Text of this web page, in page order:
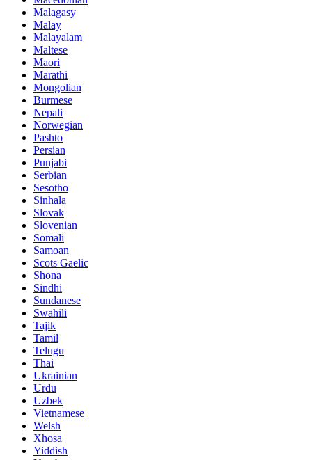
Malagasy
Malay
Malayalam
Maltese
Maori
Marathi
Mongolian
Burmese
Nepali
Norwegian
Pashto
Persian
Punjabi
Serbian
Sesotho
Sinhala
Slovak
Slovenian
Somali
Samoan
Scots Gaelic
Shona
Sindhi
Sundanese
Swahili
Tajik
Tamil
Telugu
Thai
Ukrainian
Urdu
Uzbek
Vietnamese
Welsh
Xhosa
Yiddish